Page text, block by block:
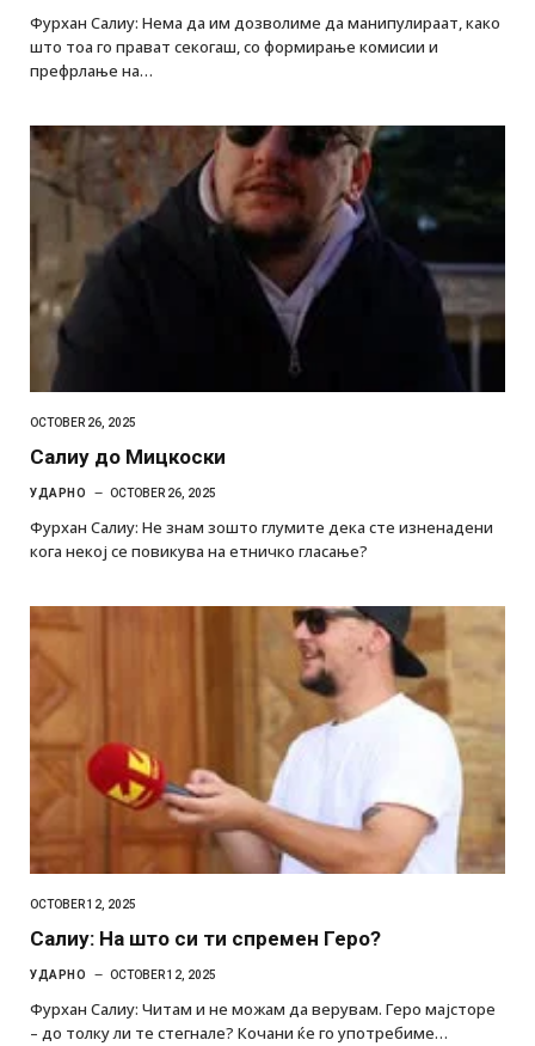
Фурхан Салиу: Нема да им дозволиме да манипулираат, како
што тоа го прават секогаш, со формирање комисии и
префрлање на…
OCTOBER 26, 2025
Салиу до Мицкоски
УДАРНО OCTOBER 26, 2025
Фурхан Салиу: Не знам зошто глумите дека сте изненадени
кога некој се повикува на етничко гласање?
OCTOBER 12, 2025
Салиу: На што си ти спремен Геро?
УДАРНО OCTOBER 12, 2025
Фурхан Салиу: Читам и не можам да верувам. Геро мајсторе
– до толку ли те стегнале? Кочани ќе го употребиме…